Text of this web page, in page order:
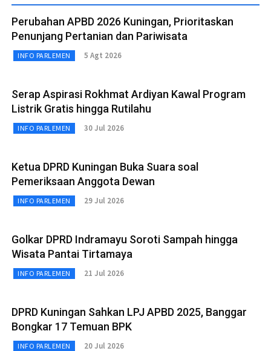
Perubahan APBD 2026 Kuningan, Prioritaskan
Penunjang Pertanian dan Pariwisata
INFO PARLEMEN 5 Agt 2026
Serap Aspirasi Rokhmat Ardiyan Kawal Program
Listrik Gratis hingga Rutilahu
INFO PARLEMEN 30 Jul 2026
Ketua DPRD Kuningan Buka Suara soal
Pemeriksaan Anggota Dewan
INFO PARLEMEN 29 Jul 2026
Golkar DPRD Indramayu Soroti Sampah hingga
Wisata Pantai Tirtamaya
INFO PARLEMEN 21 Jul 2026
DPRD Kuningan Sahkan LPJ APBD 2025, Banggar
Bongkar 17 Temuan BPK
INFO PARLEMEN 20 Jul 2026